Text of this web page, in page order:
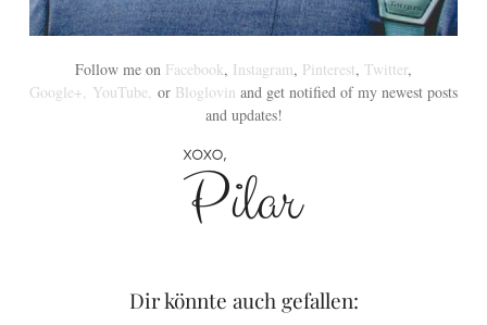
Follow me on Facebook, Instagram, Pinterest, Twitter,
Google+, YouTube, or Bloglovin and get notified of my newest posts
and updates!
Dir könnte auch gefallen: